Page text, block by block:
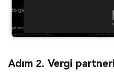
Adım 2. Vergi